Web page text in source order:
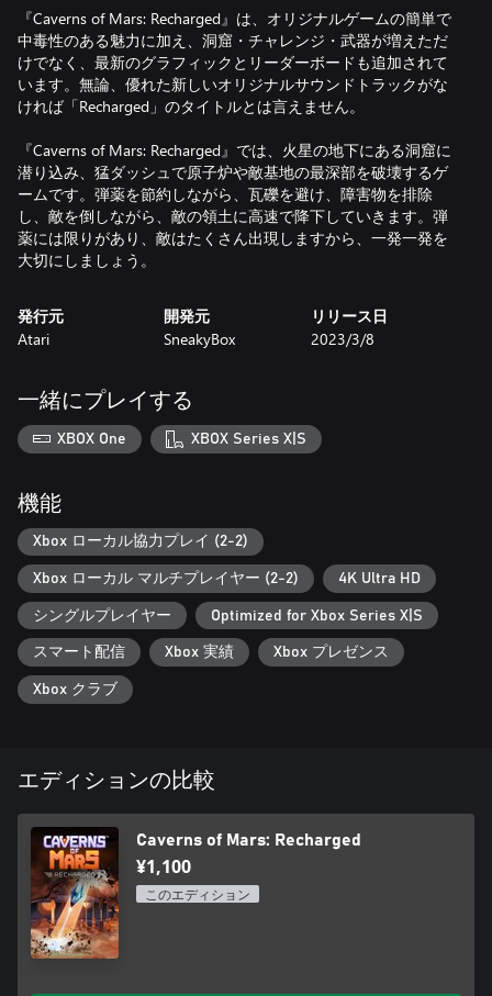
『Caverns of Mars: Recharged』は、オリジナルゲームの簡単で
中毒性のある魅力に加え、洞窟・チャレンジ・武器が増えただ
けでなく、最新のグラフィックとリーダーボードも追加されて
います。無論、優れた新しいオリジナルサウンドトラックがな
ければ「Recharged」のタイトルとは言えません。
『Caverns of Mars: Recharged』では、火星の地下にある洞窟に
潜り込み、猛ダッシュで原子炉や敵基地の最深部を破壊するゲ
ームです。弾薬を節約しながら、瓦礫を避け、障害物を排除
し、敵を倒しながら、敵の領土に高速で降下していきます。弾
薬には限りがあり、敵はたくさん出現しますから、一発一発を
大切にしましょう。
発行元
Atari
開発元
SneakyBox
リリース日
2023/3/8
一緒にプレイする
XBOX One XBOX Series X|S
機能
Xbox ローカル協力プレイ (2-2)
Xbox ローカル マルチプレイヤー (2-2) 4K Ultra HD
シングルプレイヤー Optimized for Xbox Series X|S
スマート配信 Xbox 実績 Xbox プレゼンス
Xbox クラブ
エディションの比較
Caverns of Mars: Recharged
¥1,100
このエディション